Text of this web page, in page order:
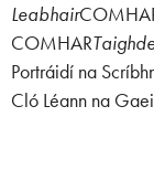
Leabhair
COMHAR
Portráidí na
Cló Léann na